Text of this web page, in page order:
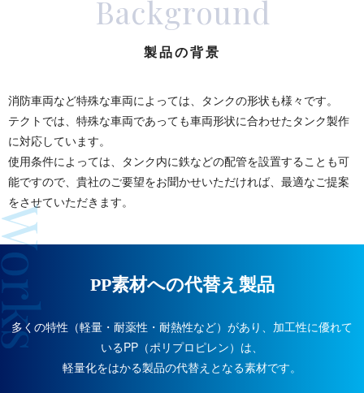
Background
製品の背景
消防車両など特殊な車両によっては、タンクの形状も様々です。
テクトでは、特殊な車両であっても車両形状に合わせたタンク製作
に対応しています。
使用条件によっては、タンク内に鉄などの配管を設置することも可
能ですので、貴社のご要望をお聞かせいただければ、最適なご提案
をさせていただきます。
PP素材への代替え製品
多くの特性（軽量・耐薬性・耐熱性など）があり、加工性に優れて
いるPP（ポリプロピレン）は、
軽量化をはかる製品の代替えとなる素材です。